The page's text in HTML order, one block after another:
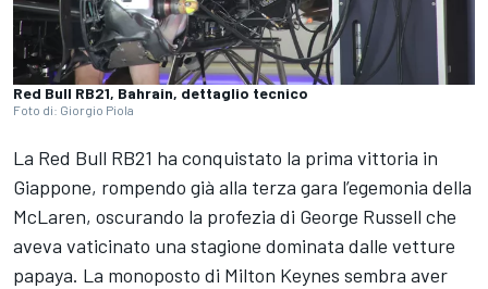
Red Bull RB21, Bahrain, dettaglio tecnico
Foto di: Giorgio Piola
La Red Bull RB21 ha conquistato la prima vittoria in
Giappone, rompendo già alla terza gara l’egemonia della
McLaren, oscurando la profezia di George Russell che
aveva vaticinato una stagione dominata dalle vetture
papaya. La monoposto di Milton Keynes sembra aver